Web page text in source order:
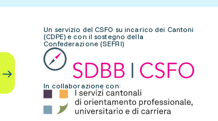
Un servizio del CSFO su incarico dei Cantoni
(CDPE) e con il sostegno della
Confederazione (SEFRI)
In collaborazione con: